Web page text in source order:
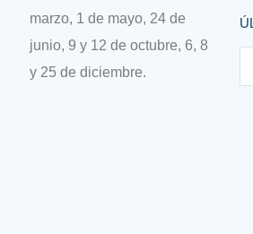
marzo, 1 de mayo, 24 de
junio, 9 y 12 de octubre, 6, 8
y 25 de diciembre.